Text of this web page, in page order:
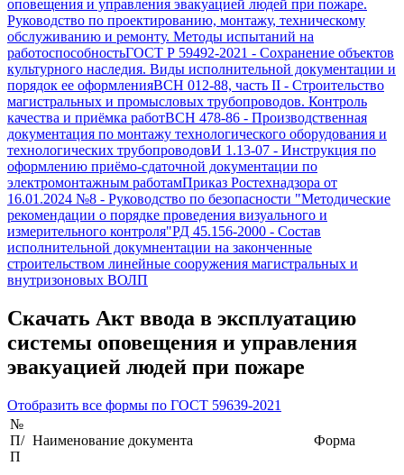
оповещения и управления эвакуацией людей при пожаре.
Руководство по проектированию, монтажу, техническому
обслуживанию и ремонту. Методы испытаний на
работоспособностьГОСТ Р 59492-2021 - Сохранение объектов
культурного наследия. Виды исполнительной документации и
порядок ее оформленияВСН 012-88, часть II - Строительство
магистральных и промысловых трубопроводов. Контроль
качества и приёмка работВСН 478-86 - Производственная
документация по монтажу технологического оборудования и
технологических трубопроводовИ 1.13-07 - Инструкция по
оформлению приёмо-сдаточной документации по
электромонтажным работамПриказ Ростехнадзора от
16.01.2024 №8 - Руководство по безопасности "Методические
рекомендации о порядке проведения визуального и
измерительного контроля"РД 45.156-2000 - Состав
исполнительной докумнентации на законченные
строительством линейные сооружения магистральных и
внутризоновых ВОЛП
Скачать Акт ввода в эксплуатацию
системы оповещения и управления
эвакуацией людей при пожаре
Отобразить все формы по ГОСТ 59639-2021
№
П/
П
Наименование документа Форма